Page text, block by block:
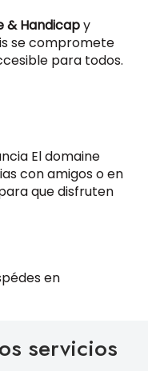
& Handicapy
se compromete
para todos.
El domaine
con amigos o en
que disfruten
en
servicios